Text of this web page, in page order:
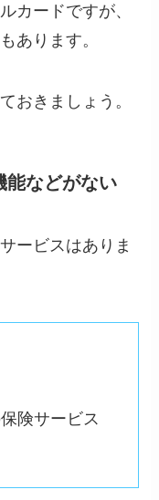
カードですが、
あります。
おきましょう。
能などがない
ービスはありま
険サービス